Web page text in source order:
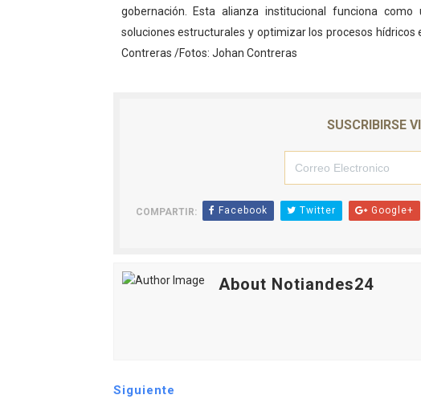
gobernación. Esta alianza institucional funciona
soluciones estructurales y optimizar los procesos
Contreras /Fotos: Johan Contreras
SUSCRIBIRSE
COMPARTIR: Facebook Twitter Google+
About Notiandes24
Siguiente